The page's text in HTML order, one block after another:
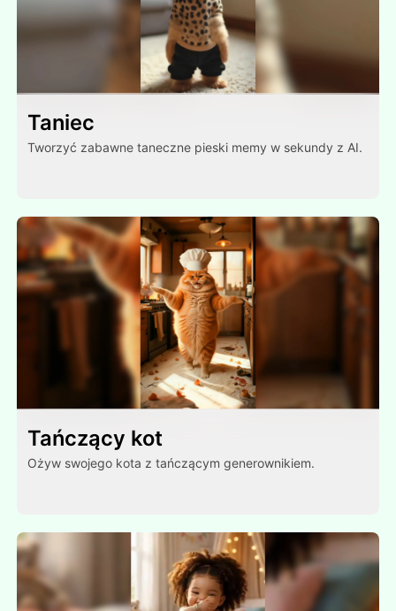
Taniec
Tworzyć zabawne taneczne pieski memy w sekundy z AI.
Tańczący kot
Ożyw swojego kota z tańczącym generownikiem.